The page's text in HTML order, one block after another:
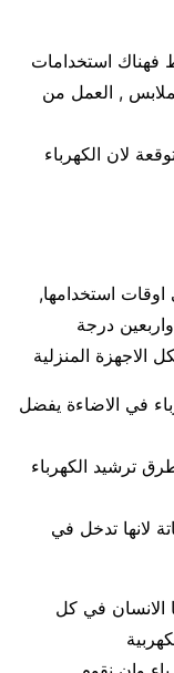
فهناك استخدامات
, العمل من
لان الكهرباء
استخدامها,
درجة
المنزلية
في الاضاءة يفضل
ترشيد الكهرباء
لانها تدخل في
الانسان في كل